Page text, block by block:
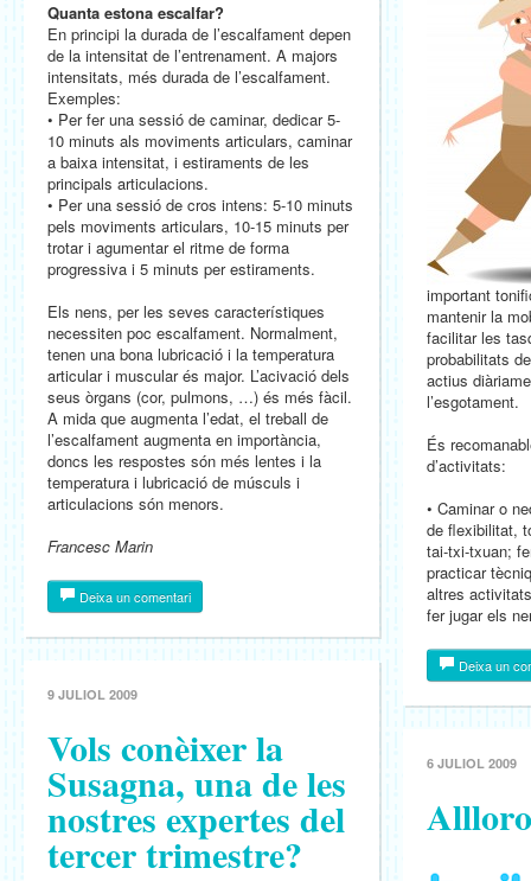
Quanta estona escalfar?
En principi la durada de l’escalfament depen
de la intensitat de l’entrenament. A majors
intensitats, més durada de l’escalfament.
Exemples:
• Per fer una sessió de caminar, dedicar 5-
10 minuts als moviments articulars, caminar
a baixa intensitat, i estiraments de les
principals articulacions.
• Per una sessió de cros intens: 5-10 minuts
pels moviments articulars, 10-15 minuts per
trotar i agumentar el ritme de forma
progressiva i 5 minuts per estiraments.
Els nens, per les seves característiques
necessiten poc escalfament. Normalment,
tenen una bona lubricació i la temperatura
articular i muscular és major. L’acivació dels
seus òrgans (cor, pulmons, …) és més fàcil.
A mida que augmenta l’edat, el treball de
l’escalfament augmenta en importància,
doncs les respostes són més lentes i la
temperatura i lubricació de músculs i
articulacions són menors.
Francesc Marin
Deixa un comentari
9 JULIOL 2009
Vols conèixer la
Susagna, una de les
nostres expertes del
tercer trimestre?
important
mantenir la
facilitar les
probabilitats
actius
l’esgotament.
És
d’activitats:
• Caminar o
de flexibilitat,
tai-txi-txuan;
practicar
altres
fer jugar els
Deixa un
6 JULIOL 2009